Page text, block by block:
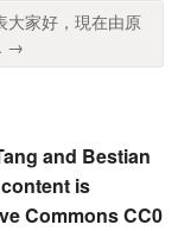
大家好，現在由原
→
and Bestian
is
Commons CC0